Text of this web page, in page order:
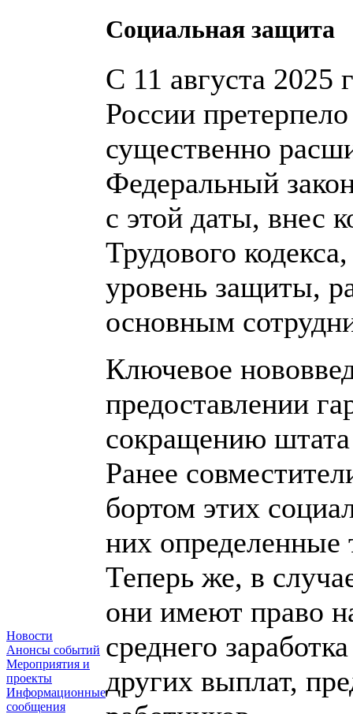
Новости
Анонсы событий
Мероприятия и
проекты
Информационные
сообщения
Социальная защита
С 11 августа 2025
России
существенно
Федеральный
с этой даты, внес
Трудового
уровень защиты,
основным
Ключевое
предоставлении
сокращению
Ранее
бортом этих
них определенные
Теперь же, в
они имеют право
среднего
других выплат,